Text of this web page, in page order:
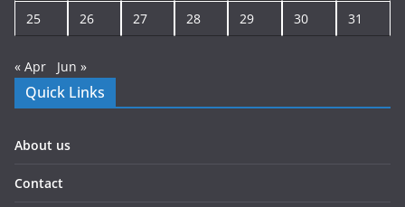
25 26 27 28 29 30 31
« Apr Jun »
Quick Links
About us
Contact